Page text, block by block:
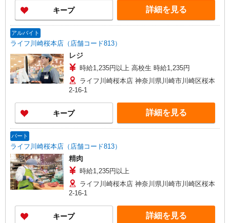
キープ 詳細を見る
アルバイト
ライフ川崎桜本店（店舗コード813）
レジ
時給1,235円以上 高校生 時給1,235円
ライフ川崎桜本店 神奈川県川崎市川崎区桜本
2-16-1
キープ 詳細を見る
パート
ライフ川崎桜本店（店舗コード813）
精肉
時給1,235円以上
ライフ川崎桜本店 神奈川県川崎市川崎区桜本
2-16-1
キープ 詳細を見る